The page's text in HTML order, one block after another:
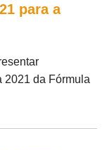
para a
2021 da Fórmula